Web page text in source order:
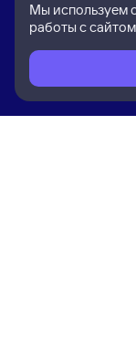
Мы используем
работы с